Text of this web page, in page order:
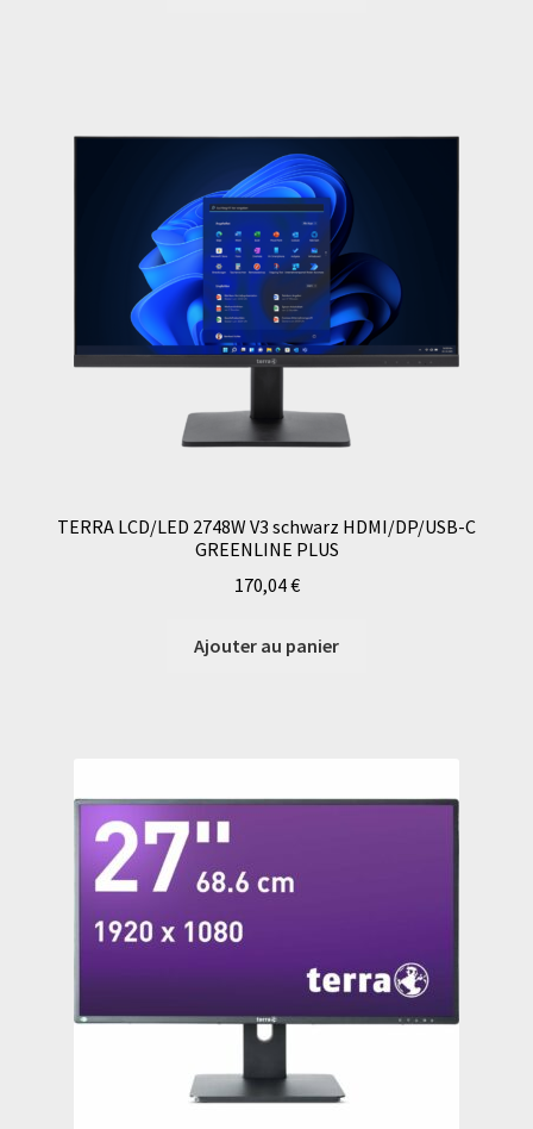
TERRA LCD/LED 2748W V3 schwarz HDMI/DP/USB-C
GREENLINE PLUS
170,04€
Ajouter au panier